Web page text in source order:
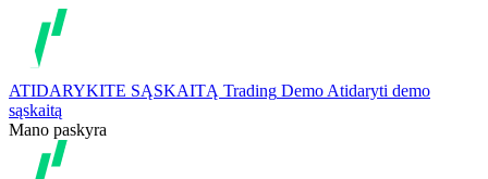
ATIDARYKITE SĄSKAITĄ Trading Demo Atidaryti demo
sąskaitą
Mano paskyra